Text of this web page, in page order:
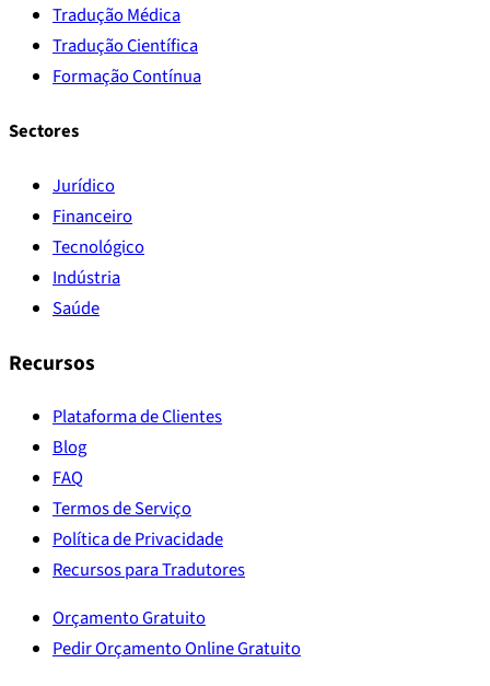
Tradução Médica
Tradução Científica
Formação Contínua
Sectores
Jurídico
Financeiro
Tecnológico
Indústria
Saúde
Recursos
Plataforma de Clientes
Blog
FAQ
Termos de Serviço
Política de Privacidade
Recursos para Tradutores
Orçamento Gratuito
Pedir Orçamento Online Gratuito